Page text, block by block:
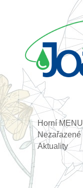
Horní MENU
Nezařazené
Aktuality